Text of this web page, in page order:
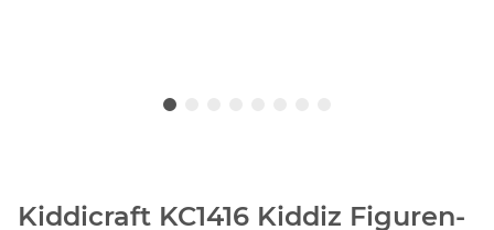
Kiddicraft KC1416 Kiddiz Figuren-